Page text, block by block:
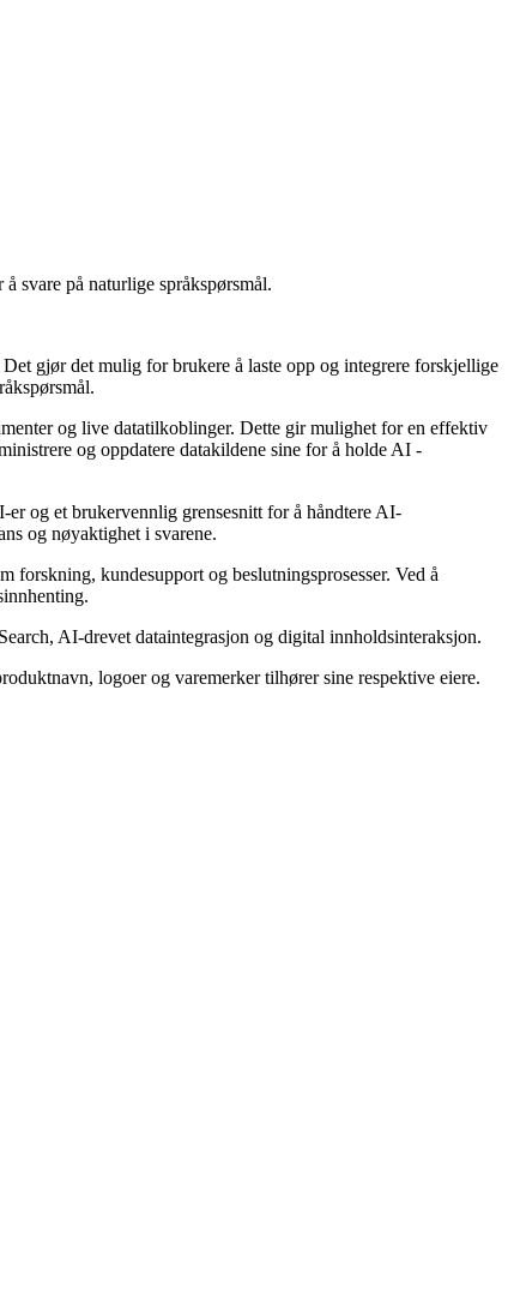
svare på naturlige språkspørsmål.
gjør det mulig for brukere å laste opp og integrere forskjellige
og live datatilkoblinger. Dette gir mulighet for en effektiv
og oppdatere datakildene sine for å holde AI -
og et brukervennlig grensesnitt for å håndtere AI-
og nøyaktighet i svarene.
kundesupport og beslutningsprosesser. Ved å
AI-drevet dataintegrasjon og digital innholdsinteraksjon.
logoer og varemerker tilhører sine respektive eiere.